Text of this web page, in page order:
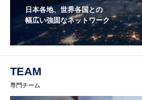
日本各地、世界各国との
幅広い強固なネットワーク
TEAM
専門チーム